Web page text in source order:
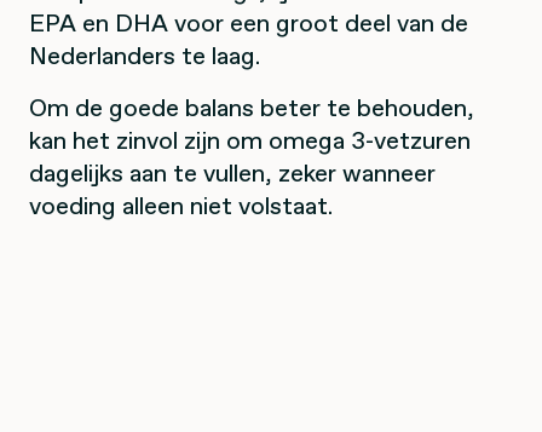
EPA en DHA voor een groot deel van de
Nederlanders te laag.
Om de goede balans beter te behouden,
kan het zinvol zijn om omega 3-vetzuren
dagelijks aan te vullen, zeker wanneer
voeding alleen niet volstaat.